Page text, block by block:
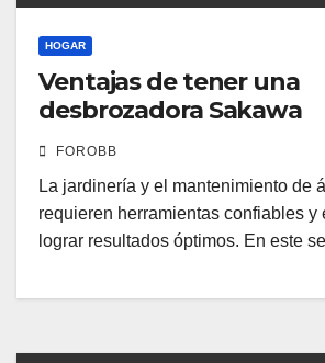
HOGAR
Ventajas de tener una
desbrozadora Sakawa
FOROBB
La jardinería y el mantenimiento de
requieren herramientas confiables y
lograr resultados óptimos. En este